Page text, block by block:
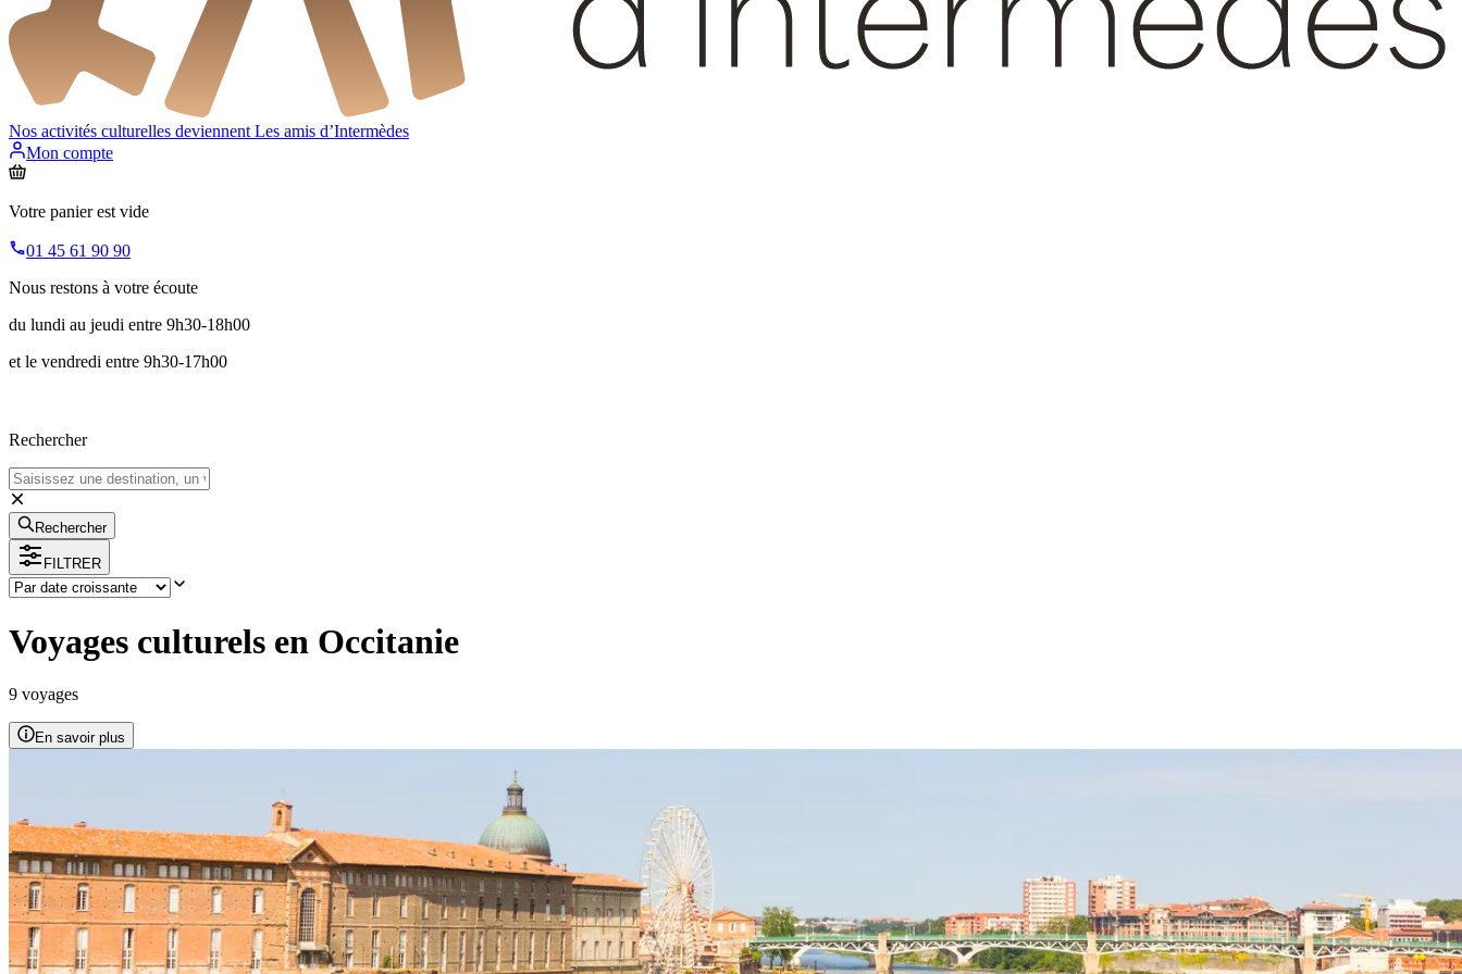
Nos activités culturelles deviennent Les amis d’Intermèdes
Mon compte
Votre panier est vide
01 45 61 90 90
Nous restons à votre écoute
du lundi au jeudi entre 9h30-18h00
et le vendredi entre 9h30-17h00
Rechercher
Rechercher
FILTRER
Voyages culturels en Occitanie
9 voyages
En savoir plus